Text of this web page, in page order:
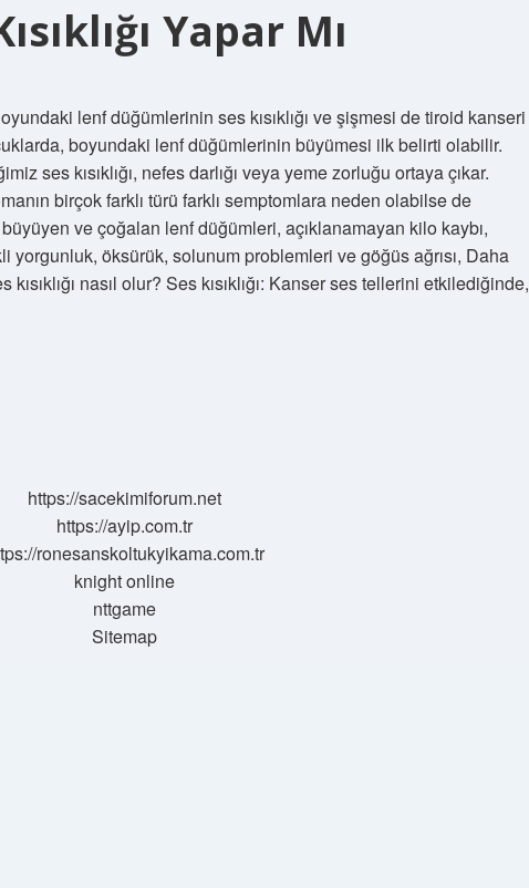
Yapar Mı
lenf düğümlerinin ses kısıklığı ve şişmesi de tiroid kanseri
boyundaki lenf düğümlerinin büyümesi ilk belirti olabilir.
ses kısıklığı, nefes darlığı veya yeme zorluğu ortaya çıkar.
birçok farklı türü farklı semptomlara neden olabilse de
büyüyen ve çoğalan lenf düğümleri, açıklanamayan kilo kaybı,
yorgunluk, öksürük, solunum problemleri ve göğüs ağrısı, Daha
nasıl olur? Ses kısıklığı: Kanser ses tellerini etkilediğinde,
https://sacekimiforum.net
https://ayip.com.tr
ronesanskoltukyikama.com.tr
knight online
nttgame
Sitemap